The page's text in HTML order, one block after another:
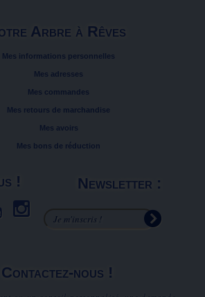
Arbre à Rêves
Mes informations personnelles
Mes adresses
Mes commandes
Mes retours de marchandise
Mes avoirs
Mes bons de réduction
! Newsletter :
Contactez-nous !